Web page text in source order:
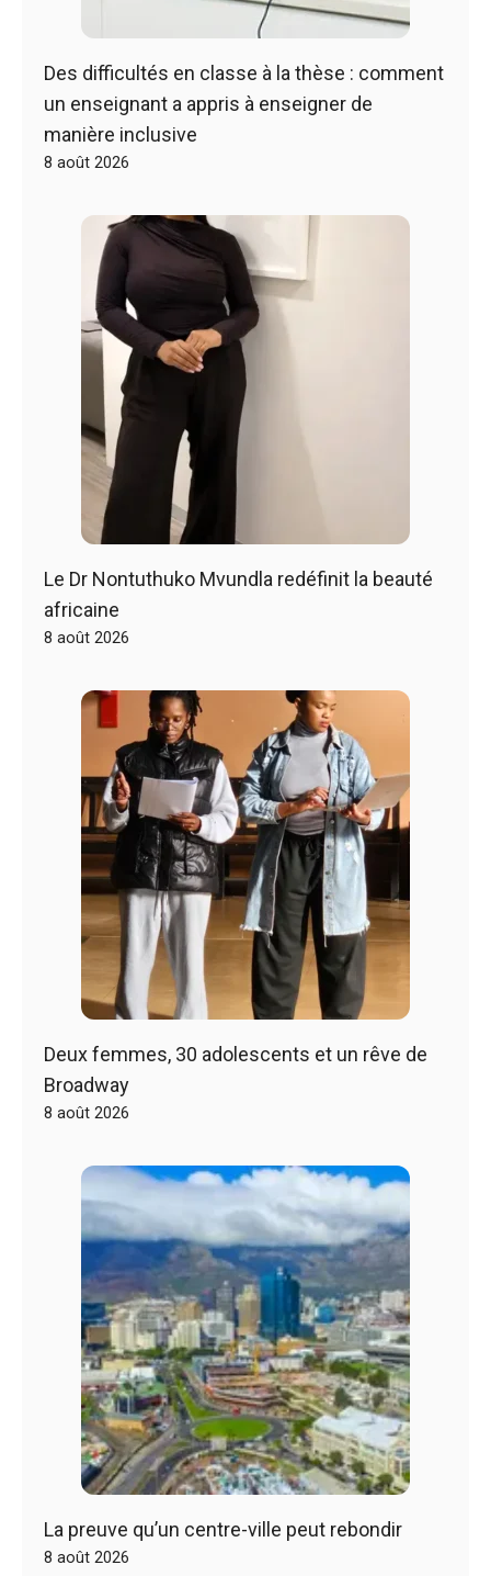
Des difficultés en classe à la thèse : comment
un enseignant a appris à enseigner de
manière inclusive
8 août 2026
Le Dr Nontuthuko Mvundla redéfinit la beauté
africaine
8 août 2026
Deux femmes, 30 adolescents et un rêve de
Broadway
8 août 2026
La preuve qu’un centre-ville peut rebondir
8 août 2026